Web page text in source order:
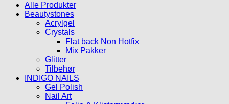
Alle Produkter
Beautystones
Acrylgel
Crystals
Flat back Non Hotfix
Mix Pakker
Glitter
Tilbehør
INDIGO NAILS
Gel Polish
Nail Art